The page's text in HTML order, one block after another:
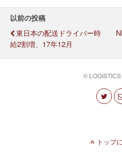
以前の投稿
東日本の配送ドライバー時
給2割増、17年12月
©
トップ